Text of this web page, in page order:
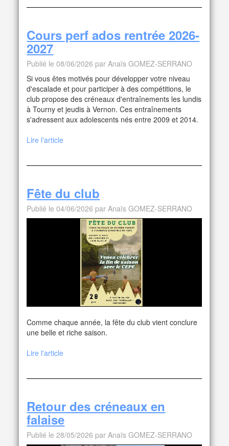
Cours perf ados rentrée 2026-
2027
Publié le 08/06/2026 par Anaïs GOMEZ-SERRANO
Si vous êtes motivés pour développer votre niveau
d'escalade et pour participer à des compétitions, le
club propose des créneaux d'entraînements les lundis
à Tourny et jeudis à Vernon. Ces entraînements
s'adressent aux adolescents nés entre 2009 et 2014.
Lire l'article
Fête du club
Publié le 04/06/2026 par Anaïs GOMEZ-SERRANO
Comme chaque année, la fête du club vient conclure
une belle et riche saison.
Lire l'article
Retour des créneaux en
falaise
Publié le 28/05/2026 par Anaïs GOMEZ-SERRANO